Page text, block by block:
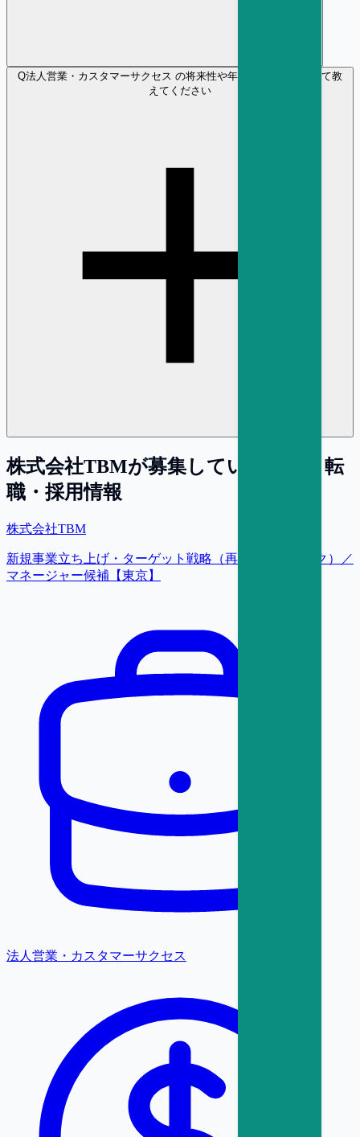
Q法人営業・カスタマーサクセス の将来性や年収の見通しについて教
えてください
株式会社TBMが募集している求人・転
職・採用情報
株式会社TBM
新規事業立ち上げ・ターゲット戦略（再生プラスチック）／
マネージャー候補【東京】
法人営業・カスタマーサクセス